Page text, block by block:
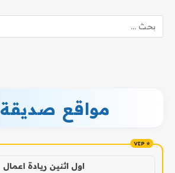
مواقع صديقة
اول اثنين ريادة اعمال